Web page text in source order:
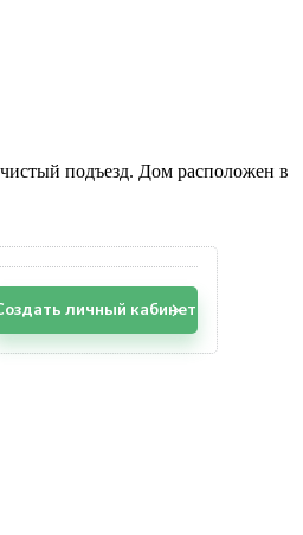
подъезд. Дом расположен в
личный кабинет